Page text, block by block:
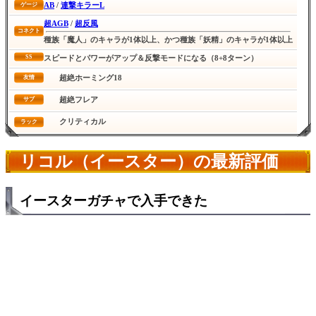
ゲージ AB / 連撃キラーL
コネクト
超AGB / 超反風
種族「魔人」のキャラが1体以上、かつ種族「妖精」のキャラが1体以上
SS スピードとパワーがアップ＆反撃モードになる（8+8ターン）
友情 超絶ホーミング18
サブ 超絶フレア
ラック クリティカル
リコル（イースター）の最新評価
イースターガチャで入手できた